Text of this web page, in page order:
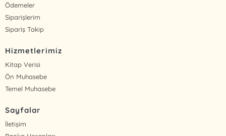
Ödemeler
Siparişlerim
Sipariş Takip
Hizmetlerimiz
Kitap Verisi
Ön Muhasebe
Temel Muhasebe
Sayfalar
İletişim